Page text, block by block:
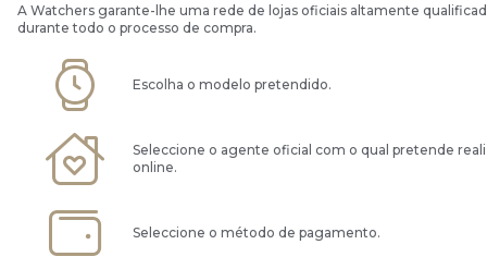
A Watchers garante-lhe uma rede de lojas oficiais altamente
durante todo o processo de compra.
Escolha o modelo pretendido.
Seleccione o agente oficial com o qual pretende
online.
Seleccione o método de pagamento.